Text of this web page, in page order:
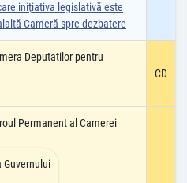
iniţiativa legislativă este
Cameră spre dezbatere
Deputatilor pentru
CD
Permanent al Camerei
Guvernului